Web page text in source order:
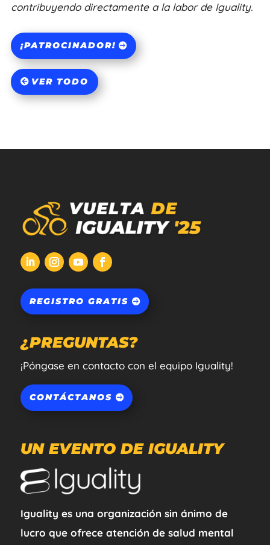
contribuyendo directamente a la labor de Iguality.
¡PATROCINADOR!
VER TODO
REGISTRO GRATIS
¿PREGUNTAS?
¡Póngase en contacto con el equipo Iguality!
CONTÁCTANOS
UN EVENTO DE IGUALITY
Iguality es una organización sin ánimo de
lucro que ofrece atención de salud mental